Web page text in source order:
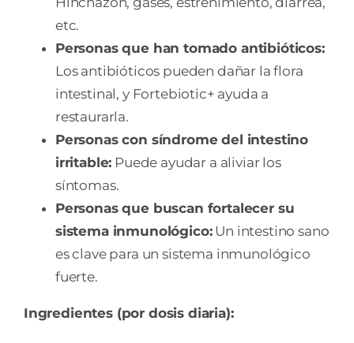
etc.
Personas que han tomado antibióticos:
Los antibióticos pueden dañar la flora
intestinal, y Fortebiotic+ ayuda a
restaurarla.
Personas con síndrome del intestino
irritable: Puede ayudar a aliviar los
síntomas.
Personas que buscan fortalecer su
sistema inmunológico:Un intestino sano
es clave para un sistema inmunológico
fuerte.
Ingredientes (por dosis diaria):